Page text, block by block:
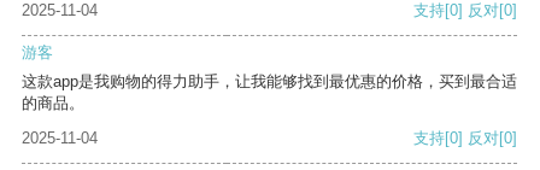
2025-11-04 支持[0] 反对[0]
游客
这款app是我购物的得力助手，让我能够找到最优惠的价格，买到最合适
的商品。
2025-11-04
支持[0] 反对[0]